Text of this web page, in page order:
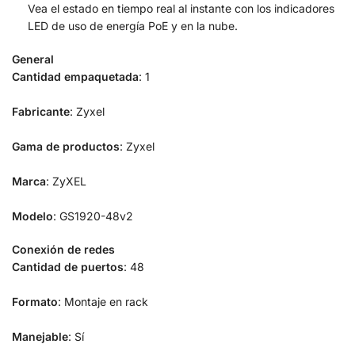
Vea el estado en tiempo real al instante con los indicadores
LED de uso de energía PoE y en la nube.
General
Cantidad empaquetada: 1
Fabricante: Zyxel
Gama de productos: Zyxel
Marca: ZyXEL
Modelo: GS1920-48v2
Conexión de redes
Cantidad de puertos: 48
Formato: Montaje en rack
Manejable: Sí